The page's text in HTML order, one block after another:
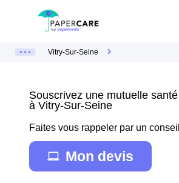
Vitry-Sur-Seine
Souscrivez une mutuelle
à Vitry-Sur-Seine
Faites vous rappeler par un
Mon devis